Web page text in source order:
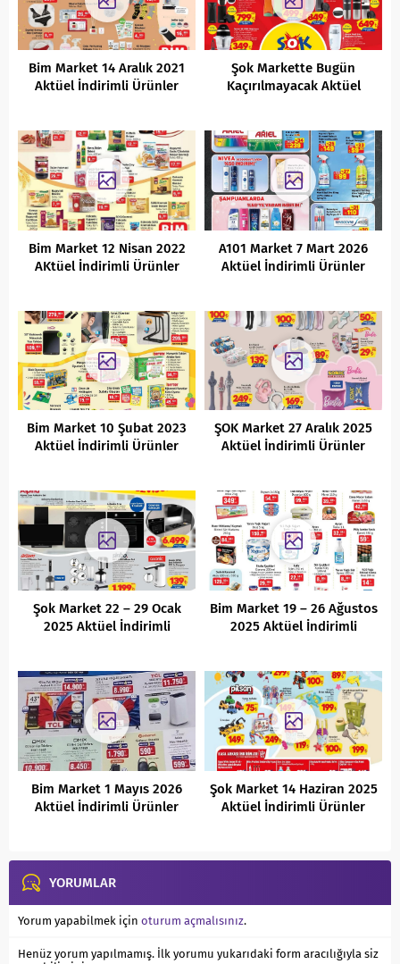
Bim Market 14 Aralık 2021
Aktüel İndirimli Ürünler
Şok Markette Bugün
Kaçırılmayacak Aktüel
Bim Market 12 Nisan 2022
AKtüel İndirimli Ürünler
A101 Market 7 Mart 2026
Aktüel İndirimli Ürünler
Bim Market 10 Şubat 2023
Aktüel İndirimli Ürünler
ŞOK Market 27 Aralık 2025
Aktüel İndirimli Ürünler
Şok Market 22 – 29 Ocak
2025 Aktüel İndirimli
Bim Market 19 – 26 Ağustos
2025 Aktüel İndirimli
Bim Market 1 Mayıs 2026
Aktüel İndirimli Ürünler
Şok Market 14 Haziran 2025
Aktüel İndirimli Ürünler
YORUMLAR
Yorum yapabilmek için oturum açmalısınız.
Henüz yorum yapılmamış. İlk yorumu yukarıdaki form aracılığıyla siz